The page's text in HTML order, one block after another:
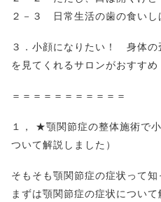
２－３ 日常生活の歯の食いし
３．小顔になりたい！ 身体の
を見てくれるサロンがおすすめ
＝＝＝＝＝＝＝＝＝＝＝
１， ★顎関節症の整体施術で
ついて解説しました）
そもそも顎関節症の症状って知
まずは顎関節症の症状について